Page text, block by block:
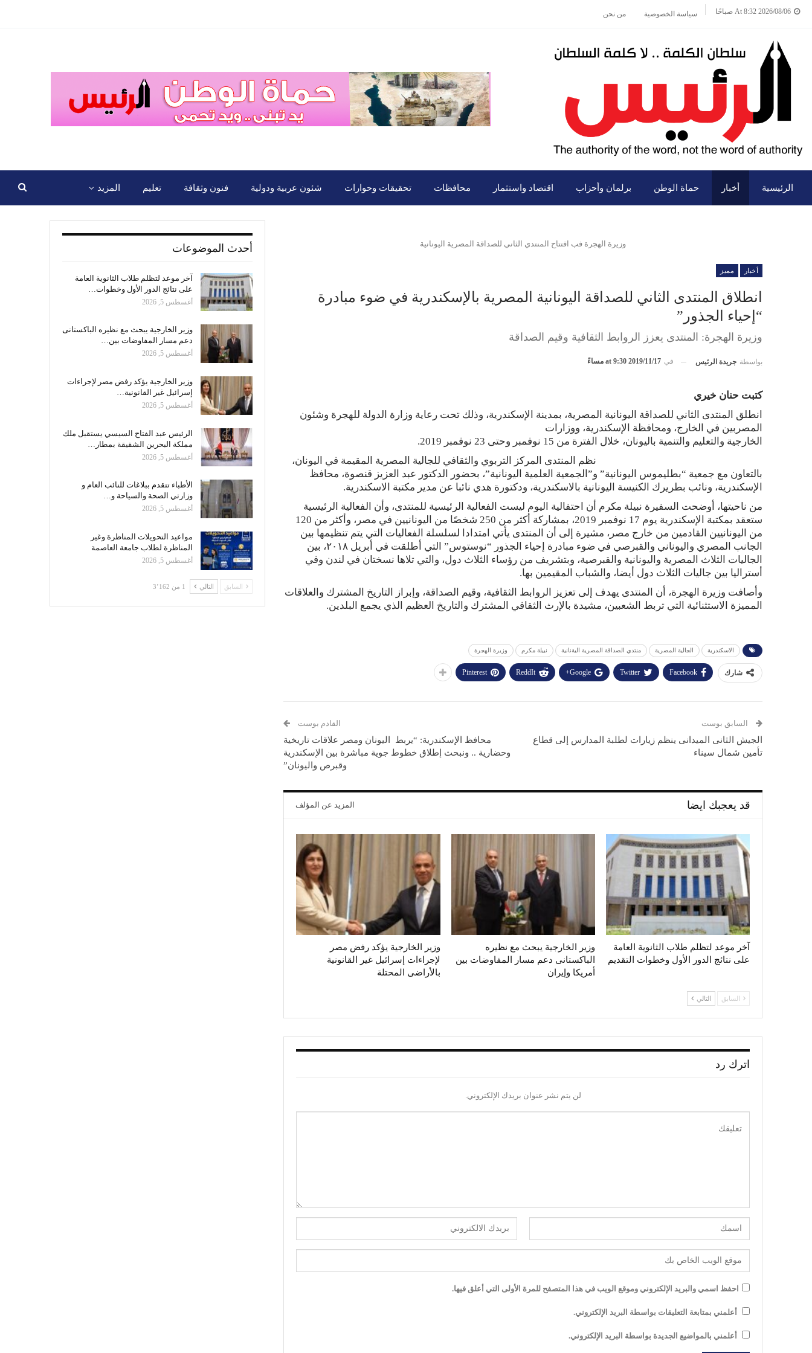
2026/08/06 At 8:32 صباحًا سياسة الخصوصية من نحن
الرئيسية أخبار حماة الوطن برلمان وأحزاب اقتصاد واستثمار محافظات تحقيقات وحوارات شئون عربية ودولية فنون وثقافة تعليم المزيد
وزيرة الهجرة فب افتتاح المنتدي الثاني للصداقة المصرية اليونانية
أخبار مميز
انطلاق المنتدى الثاني للصداقة اليونانية المصرية بالإسكندرية في ضوء مبادرة
“إحياء الجذور”
وزيرة الهجرة: المنتدى يعزز الروابط الثقافية وقيم الصداقة
بواسطة جريدة الرئيس في 2019/11/17 at 9:30 مساءً
كتبت حنان خيري
انطلق المنتدى الثاني للصداقة اليونانية المصرية، بمدينة الإسكندرية، وذلك تحت رعاية وزارة الدولة للهجرة وشئون
المصربين في الخارج، ومحافظة الإسكندرية، ووزارات
الخارجية والتعليم والتنمية باليونان، خلال الفترة من 15 نوفمبر وحتى 23 نوفمبر 2019.
نظم المنتدى المركز التربوي والثقافي للجالية المصرية المقيمة في اليونان،
بالتعاون مع جمعية “بطليموس اليونانية” و”الجمعية العلمية اليونانية”، بحضور الدكتور عبد العزيز قنصوة، محافظ
الإسكندرية، ونائب بطريرك الكنيسة اليونانية بالاسكندرية، ودكتورة هدي نائبا عن مدير مكتبة الاسكندرية.
من ناحيتها، أوضحت السفيرة نبيلة مكرم أن احتفالية اليوم ليست الفعالية الرئيسية للمنتدى، وأن الفعالية الرئيسية
ستعقد بمكتبة الإسكندرية يوم 17 نوفمبر 2019، بمشاركة أكثر من 250 شخصًا من اليونانيين في مصر، وأكثر من 120
من اليونانيين القادمين من خارج مصر، مشيرة إلى أن المنتدى يأتي امتدادا لسلسلة الفعاليات التي يتم تنظيمها بين
الجانب المصري واليوناني والقبرصي في ضوء مبادرة إحياء الجذور “نوستوس” التي أطلقت في أبريل ٢٠١٨، بين
الجاليات الثلاث المصرية واليونانية والقبرصية، وبتشريف من رؤساء الثلاث دول، والتي تلاها نسختان في لندن وفي
أستراليا بين جاليات الثلاث دول أيضا، والشباب المقيمين بها.
وأصافت وزيرة الهجرة، أن المنتدى يهدف إلى تعزيز الروابط الثقافية، وقيم الصداقة، وإبراز التاريخ المشترك والعلاقات
المميزة الاستثنائية التي تربط الشعبين، مشيدة بالإرث الثقافي المشترك والتاريخ العظيم الذي يجمع البلدين.
الاسكندرية الجالية المصرية منتدي الصداقة المصرية اليةنانية نبيلة مكرم وزيرة الهجرة
شارك Facebook
Twitter
Google+
ReddIt
Pinterest
السابق بوست
الجيش الثانى الميدانى ينظم زيارات لطلبة المدارس إلى قطاع
تأمين شمال سيناء
القادم بوست
محافظ الإسكندرية: “يربط اليونان ومصر علاقات تاريخية
وحضارية .. ونبحث إطلاق خطوط جوية مباشرة بين الإسكندرية
وقبرص واليونان”
قد يعجبك ايضا المزيد عن المؤلف
آخر موعد لتظلم طلاب الثانوية العامة
على نتائج الدور الأول وخطوات التقديم
وزير الخارجية يبحث مع نظيره
الباكستانى دعم مسار المفاوضات بين
أمريكا وإيران
وزير الخارجية يؤكد رفض مصر
لإجراءات إسرائيل غير القانونية
بالأراضى المحتلة
السابق التالي
اترك رد
لن يتم نشر عنوان بريدك الإلكتروني.
احفظ اسمي والبريد الإلكتروني وموقع الويب في هذا المتصفح للمرة الأولى التي أعلق فيها.
أعلمني بمتابعة التعليقات بواسطة البريد الإلكتروني.
أعلمني بالمواضيع الجديدة بواسطة البريد الإلكتروني.
أحدث الموضوعات
آخر موعد لتظلم طلاب الثانوية العامة
على نتائج الدور الأول وخطوات…
أغسطس 5, 2026
وزير الخارجية يبحث مع نظيره الباكستانى
دعم مسار المفاوضات بين…
أغسطس 5, 2026
وزير الخارجية يؤكد رفض مصر لإجراءات
إسرائيل غير القانونية…
أغسطس 5, 2026
الرئيس عبد الفتاح السيسي يستقبل ملك
مملكة البحرين الشقيقة بمطار…
أغسطس 5, 2026
الأطباء تتقدم ببلاغات للنائب العام و
وزارتي الصحة والسياحة و…
أغسطس 5, 2026
مواعيد التحويلات المناظرة وغير
المناظرة لطلاب جامعة العاصمة
أغسطس 5, 2026
السابق التالي 1 من 3٬162